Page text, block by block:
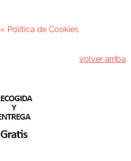
« Política de Cookies
volver arriba